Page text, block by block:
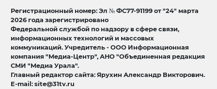
Регистрационный номер: Эл № ФС77-91199 от "24" марта
2026 года зарегистрировано
Федеральной службой по надзору в сфере связи,
информационных технологий и массовых
коммуникаций. Учредитель - ООО Информационная
компания "Медиа-Центр", АНО "Объединенная редакция
СМИ "Медиа Урала".
Главный редактор сайта: Ярухин Александр Викторович.
E-mail: site@31tv.ru